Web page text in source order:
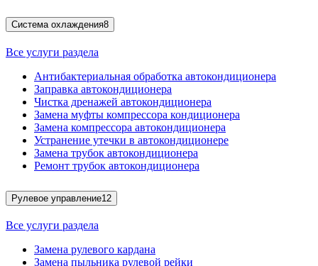
Система охлаждения8
Все услуги раздела
Антибактериальная обработка автокондиционера
Заправка автокондиционера
Чистка дренажей автокондиционера
Замена муфты компрессора кондиционера
Замена компрессора автокондиционера
Устранение утечки в автокондиционере
Замена трубок автокондиционера
Ремонт трубок автокондиционера
Рулевое управление12
Все услуги раздела
Замена рулевого кардана
Замена пыльника рулевой рейки